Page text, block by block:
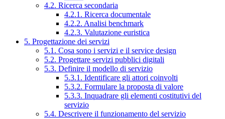
4.2. Ricerca secondaria
4.2.1. Ricerca documentale
4.2.2. Analisi benchmark
4.2.3. Valutazione euristica
5. Progettazione dei servizi
5.1. Cosa sono i servizi e il service design
5.2. Progettare servizi pubblici digitali
5.3. Definire il modello di servizio
5.3.1. Identificare gli attori coinvolti
5.3.2. Formulare la proposta di valore
5.3.3. Inquadrare gli elementi costitutivi del
servizio
5.4. Descrivere il funzionamento del servizio